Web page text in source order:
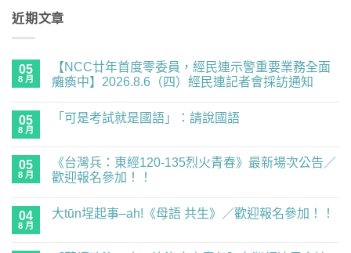
近期文章
05
8 月
【NCC廿年首度零委員，經民連示警重要業務全面
癱瘓中】2026.8.6（四）經民連記者會採訪通知
員，
連
示
05
8 月
「可是考試就是國語」：請說國語
考
試
就
語」：
言
05
8 月
《台灣兵：東經120-135烈火青春》最新場次公告／
歡迎報名參加！！
灣
留
04
8 月
大tūn埕起事–ah!《母語 共生》／歡迎報名參加！！